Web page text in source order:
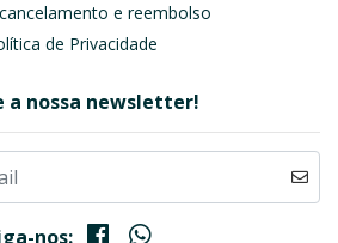
e reembolso
de Privacidade
a nossa newsletter!
nos: